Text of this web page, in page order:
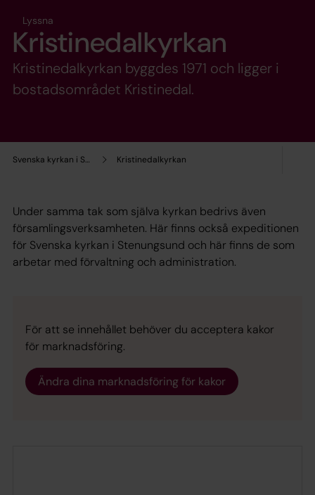
Svenska kyrkan i Stenungsund Kristinedalkyrkan
Lyssna
Kristinedalkyrkan
Kristinedalkyrkan byggdes 1971 och ligger i
bostadsområdet Kristinedal.
Under samma tak som själva kyrkan bedrivs även
församlingsverksamheten. Här finns också expeditionen
för Svenska kyrkan i Stenungsund och här finns de som
arbetar med förvaltning och administration.
För att se innehållet behöver du acceptera kakor
för marknadsföring.
Ändra dina marknadsföring för kakor